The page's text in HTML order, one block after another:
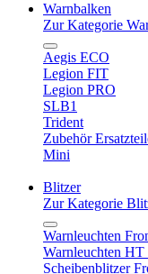
Warnbalken
Zur Kategorie
Aegis ECO
Legion FIT
Legion PRO
SLB1
Trident
Zubehör
Mini
Blitzer
Zur Kategorie
Warnleuchten
Warnleuchten
Scheibenblitzer